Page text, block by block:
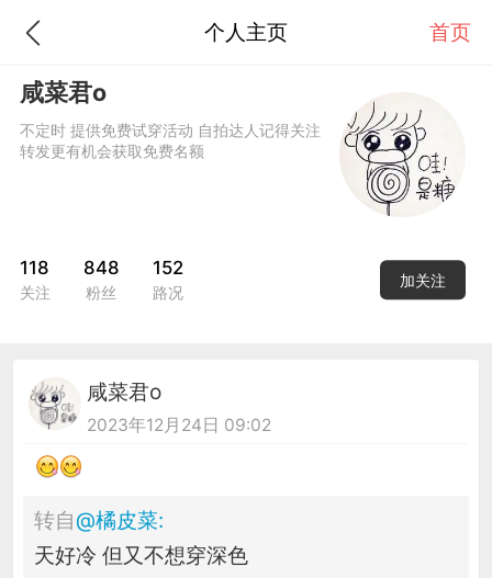
个人主页 首页
咸菜君o
不定时 提供免费试穿活动 自拍达人记得关注
转发更有机会获取免费名额
118
关注
848
粉丝
152
路况
加关注
咸菜君o
2023年12月24日 09:02
转自@橘皮菜:
天好冷 但又不想穿深色